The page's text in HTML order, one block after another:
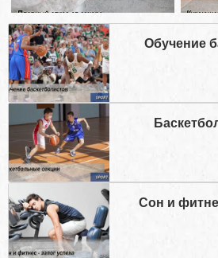
Обучение
Сон и